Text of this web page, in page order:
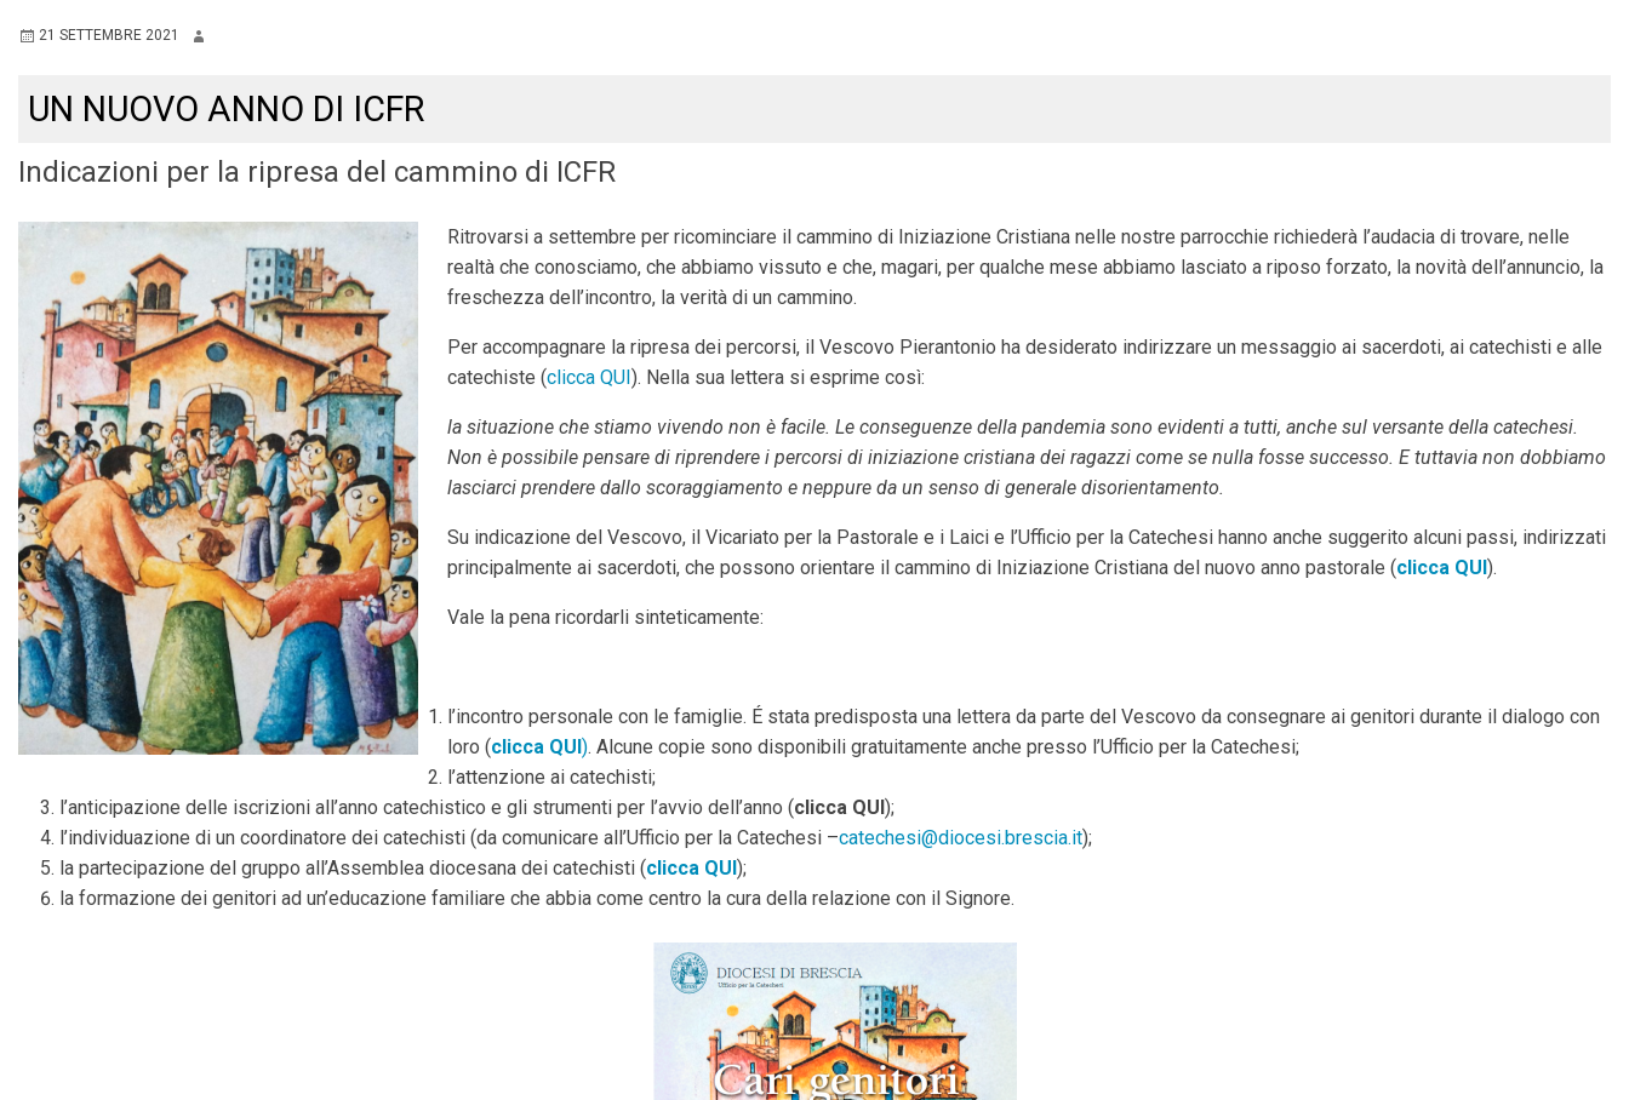
21 SETTEMBRE 2021
UN NUOVO ANNO DI ICFR
Indicazioni per la ripresa del cammino di ICFR
Ritrovarsi a settembre per ricominciare il cammino di Iniziazione Cristiana nelle nostre parrocchie richiederà l’audacia di trovare, nelle
realtà che conosciamo, che abbiamo vissuto e che, magari, per qualche mese abbiamo lasciato a riposo forzato, la novità dell’annuncio, la
freschezza dell’incontro, la verità di un cammino.
Per accompagnare la ripresa dei percorsi, il Vescovo Pierantonio ha desiderato indirizzare un messaggio ai sacerdoti, ai catechisti e alle
catechiste (clicca QUI ). Nella sua lettera si esprime così:
la situazione che stiamo vivendo non è facile. Le conseguenze della pandemia sono evidenti a tutti, anche sul versante della catechesi.
Non è possibile pensare di riprendere i percorsi di iniziazione cristiana dei ragazzi come se nulla fosse successo. E tuttavia non dobbiamo
lasciarci prendere dallo scoraggiamento e neppure da un senso di generale disorientamento.
Su indicazione del Vescovo, il Vicariato per la Pastorale e i Laici e l’Ufficio per la Catechesi hanno anche suggerito alcuni passi, indirizzati
principalmente ai sacerdoti, che possono orientare il cammino di Iniziazione Cristiana del nuovo anno pastorale (clicca QUI ).
Vale la pena ricordarli sinteticamente:
l’incontro personale con le famiglie. É stata predisposta una lettera da parte del Vescovo da consegnare ai genitori durante il dialogo con
loro (clicca QUI ). Alcune copie sono disponibili gratuitamente anche presso l’Ufficio per la Catechesi;
l’attenzione ai catechisti;
l’anticipazione delle iscrizioni all’anno catechistico e gli strumenti per l’avvio dell’anno (clicca QUI );
l’individuazione di un coordinatore dei catechisti (da comunicare all’Ufficio per la Catechesi –catechesi@diocesi.brescia.it);
la partecipazione del gruppo all’Assemblea diocesana dei catechisti (clicca QUI );
la formazione dei genitori ad un’educazione familiare che abbia come centro la cura della relazione con il Signore.